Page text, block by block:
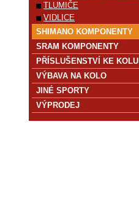
TLUMIČE
VIDLICE
SHIMANO KOMPONENTY
SRAM KOMPONENTY
PŘÍSLUŠENSTVÍ KE KOLU
VÝBAVA NA KOLO
JINÉ SPORTY
VÝPRODEJ